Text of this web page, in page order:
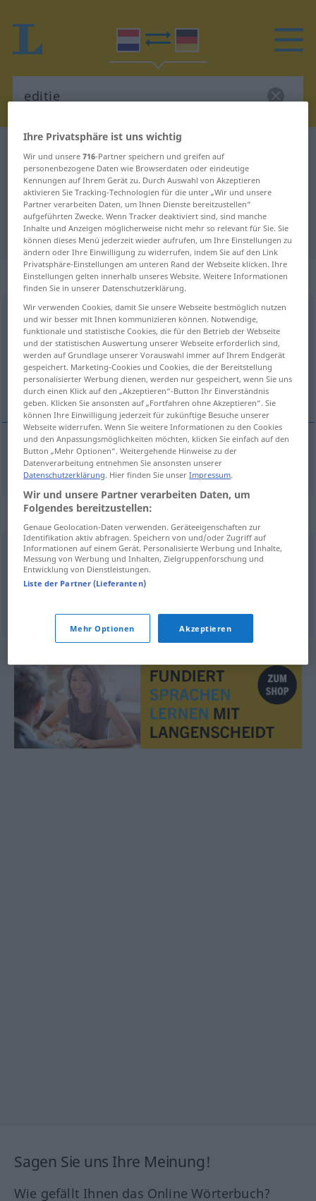
Niederländisch-Deutsch
Übersetzung für "editie"
"editie" Deutsch Übersetzung
„editie“: zelfstandig naamwoord
editie [eˑˈdiˑ(t)siˑ]subst <-s>
Übersicht aller Übersetzungen
(Für mehr Details die Übersetzung anklicken/antippen)
Ausgabe
Ausgabef editie
Beispielsätze für "editie"
extraeditie
Extraausgabef
Sagen Sie uns Ihre Meinung!
Wie gefällt Ihnen das Online Wörterbuch?
Ihre Privatsphäre ist uns wichtig
Wir und unsere716-Partner speichern und greifen auf
personenbezogene Daten wie Browserdaten oder eindeutige
Kennungen auf Ihrem Gerät zu. Durch Auswahl von Akzeptieren
aktivieren Sie Tracking-Technologien für die unter „Wir und unsere
Partner verarbeiten Daten, um Ihnen Dienste bereitzustellen“
aufgeführten Zwecke. Wenn Tracker deaktiviert sind, sind manche
Inhalte und Anzeigen möglicherweise nicht mehr so relevant für Sie. Sie
können dieses Menü jederzeit wieder aufrufen, um Ihre Einstellungen zu
ändern oder Ihre Einwilligung zu widerrufen, indem Sie auf den Link
Privatsphäre-Einstellungen am unteren Rand der Webseite klicken. Ihre
Einstellungen gelten innerhalb unseres Website. Weitere Informationen
finden Sie in unserer Datenschutzerklärung.
Wir verwenden Cookies, damit Sie unsere Webseite bestmöglich nutzen
und wir besser mit Ihnen kommunizieren können. Notwendige,
funktionale und statistische Cookies, die für den Betrieb der Webseite
und der statistischen Auswertung unserer Webseite erforderlich sind,
werden auf Grundlage unserer Vorauswahl immer auf Ihrem Endgerät
gespeichert. Marketing-Cookies und Cookies, die der Bereitstellung
personalisierter Werbung dienen, werden nur gespeichert, wenn Sie uns
durch einen Klick auf den „Akzeptieren“-Button Ihr Einverständnis
geben. Klicken Sie ansonsten auf „Fortfahren ohne Akzeptieren“. Sie
können Ihre Einwilligung jederzeit für zukünftige Besuche unserer
Webseite widerrufen. Wenn Sie weitere Informationen zu den Cookies
und den Anpassungsmöglichkeiten möchten, klicken Sie einfach auf den
Button „Mehr Optionen“. Weitergehende Hinweise zu der
Datenverarbeitung entnehmen Sie ansonsten unserer
Datenschutzerklärung. Hier finden Sie unserImpressum.
Wir und unsere Partner verarbeiten Daten, um
Folgendes bereitzustellen:
Genaue Geolocation-Daten verwenden. Geräteeigenschaften zur
Identifikation aktiv abfragen. Speichern von und/oder Zugriff auf
Informationen auf einem Gerät. Personalisierte Werbung und Inhalte,
Messung von Werbung und Inhalten, Zielgruppenforschung und
Entwicklung von Dienstleistungen.
Liste der Partner (Lieferanten)
Mehr Optionen Akzeptieren